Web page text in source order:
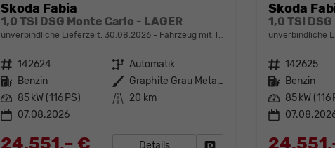
Skoda Fabia
1,0 TSI DSG Monte Carlo - LAGER
unverbindliche Lieferzeit: 30.08.2026 Fahrzeug mit Tageszulassung
Fahrzeugnr. 142624 Getriebe Automatik
Kraftstoff Benzin Außenfarbe
Graphite Grau Metallic (5X)
Leistung 85 kW (116 PS) Kilometerstand 20 km
07.08.2026
24.551,– € Details Fahrzeug parken
Skoda
1,0 TSI
unverbindliche
Fahrzeugnr. 142625
Kraftstoff Benzin
Leistung 85 kW (116